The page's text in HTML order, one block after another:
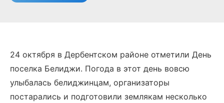
24 октября в Дербентском районе отметили День
поселка Белиджи. Погода в этот день вовсю
улыбалась белиджинцам, организаторы
постарались и подготовили землякам несколько